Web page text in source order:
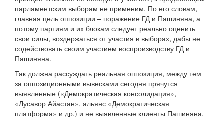
парламентским выборам не применим. По его словам,
главная цель оппозиции – поражение ГД и Пашиняна, а
потому партиям и их блокам следует реально оценить
свои силы, воздержаться от участия в выборах, дабы не
содействовать своим участием воспроизводству ГД и
Пашиняна.
Так должна рассуждать реальная оппозиция, между тем
за оппозиционными вывесками сегодня прячутся
выявленные («Демократическая консолидация»,
«Лусавор Айастан», альянс «Демократическая
платформа» и др.) и не выявленные клиенты Пашиняна.